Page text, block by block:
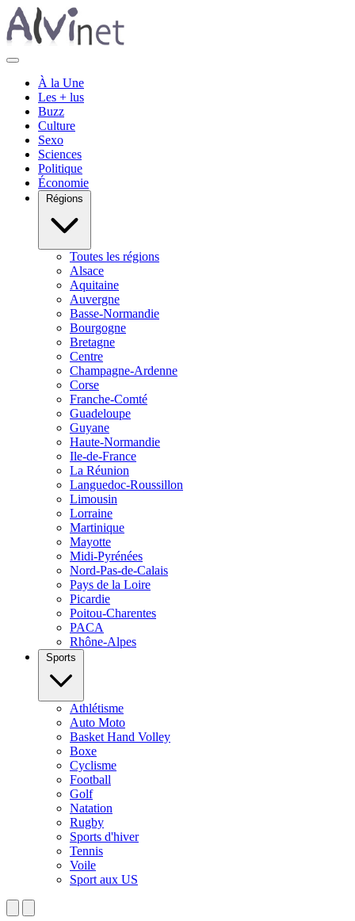
À la Une
Les + lus
Buzz
Culture
Sexo
Sciences
Politique
Économie
Régions
Toutes les régions
Alsace
Aquitaine
Auvergne
Basse-Normandie
Bourgogne
Bretagne
Centre
Champagne-Ardenne
Corse
Franche-Comté
Guadeloupe
Guyane
Haute-Normandie
Ile-de-France
La Réunion
Languedoc-Roussillon
Limousin
Lorraine
Martinique
Mayotte
Midi-Pyrénées
Nord-Pas-de-Calais
Pays de la Loire
Picardie
Poitou-Charentes
PACA
Rhône-Alpes
Sports
Athlétisme
Auto Moto
Basket Hand Volley
Boxe
Cyclisme
Football
Golf
Natation
Rugby
Sports d'hiver
Tennis
Voile
Sport aux US